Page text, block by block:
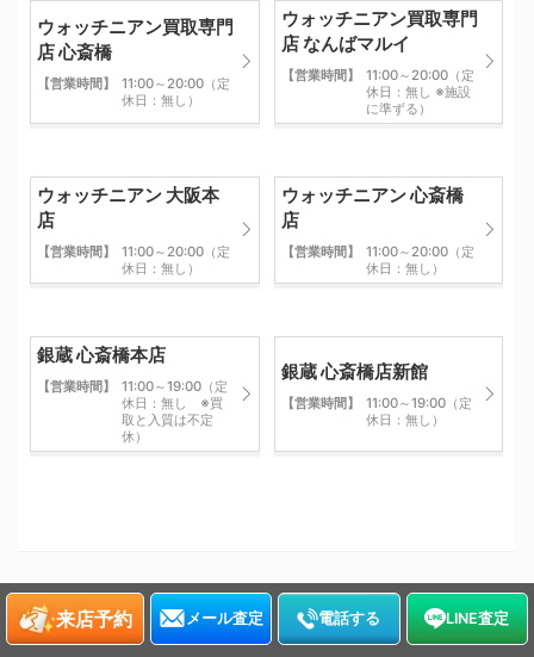
ウォッチニアン買取専門
店 心斎橋
【営業時間】
11:00～20:00（定
休日：無し）
ウォッチニアン買取専門
店 なんばマルイ
【営業時間】
11:00～20:00（定
休日：無し ※施設
に準ずる）
ウォッチニアン 大阪本
店
【営業時間】
11:00～20:00（定
休日：無し）
ウォッチニアン 心斎橋
店
【営業時間】
11:00～20:00（定
休日：無し）
銀蔵 心斎橋本店
【営業時間】
11:00～19:00（定
休日：無し ※買
取と入質は不定
休）
銀蔵 心斎橋店新館
【営業時間】
11:00～19:00（定
休日：無し）
来店予約 メール査定 電話する LINE査定